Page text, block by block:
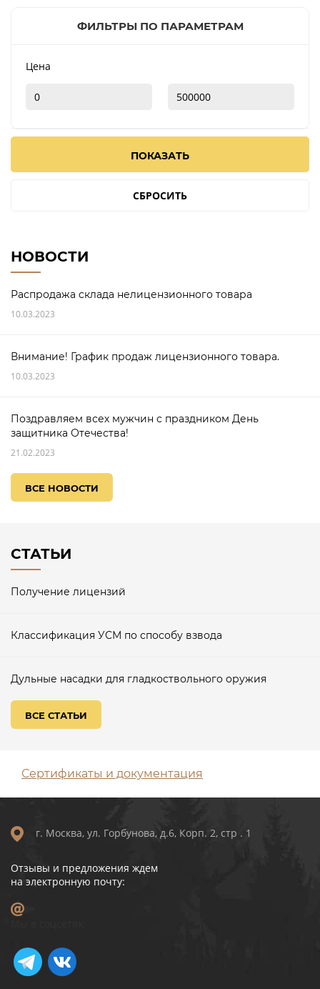
ФИЛЬТРЫ ПО ПАРАМЕТРАМ
Цена
ПОКАЗАТЬ
СБРОСИТЬ
НОВОСТИ
Распродажа склада нелицензионного товара
10.03.2023
Внимание! График продаж лицензионного товара.
10.03.2023
Поздравляем всех мужчин с праздником День
защитника Отечества!
21.02.2023
ВСЕ НОВОСТИ
СТАТЬИ
Получение лицензий
Классификация УСМ по способу взвода
Дульные насадки для гладкоствольного оружия
ВСЕ СТАТЬИ
Сертификаты и документация
г. Москва, ул. Горбунова, д.6, Корп. 2, стр . 1
Отзывы и предложения ждем
на электронную почту: